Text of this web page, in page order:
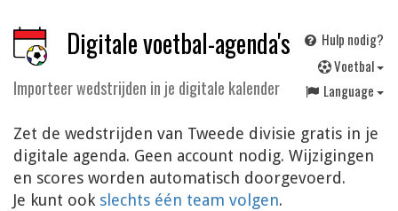
Digitale voetbal-agenda's
Importeer wedstrijden in je digitale kalender
Hulp nodig?
Voetbal
Language
Zet de wedstrijden van Tweede divisie gratis in je
digitale agenda. Geen account nodig. Wijzigingen
en scores worden automatisch doorgevoerd.
Je kunt ook slechts één team volgen.